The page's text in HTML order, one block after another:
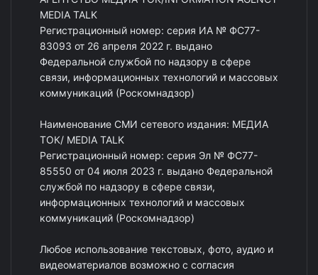
MEDIA TALK
Регистрационный номер: серия ИА № ФС77-
83093 от 26 апреля 2022 г. выдано
Федеральной службой по надзору в сфере
связи, информационных технологий и массовых
коммуникаций (Роскомнадзор)
Наименование СМИ сетевого издания: МЕДИА
ТОК/ MEDIA TALK
Регистрационный номер: серия Эл № ФС77-
85550 от 04 июля 2023 г. выдано Федеральной
службой по надзору в сфере связи,
информационных технологий и массовых
коммуникаций (Роскомнадзор)
Любое использование текстовых, фото, аудио и
видеоматериалов возможно с согласия